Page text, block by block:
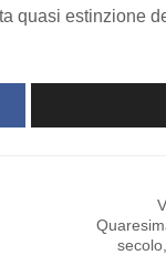
quasi estinzione